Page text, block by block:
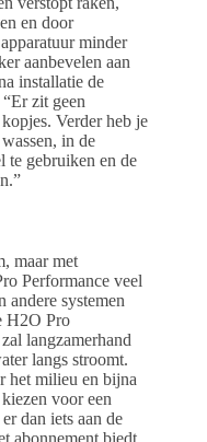
en door
minder
aanbevelen aan
installatie de
zit geen
Verder heb je
in de
te gebruiken en de
maar met
Performance veel
andere systemen
H2O Pro
langzamerhand
langs stroomt.
het milieu en bijna
voor een
dan iets aan de